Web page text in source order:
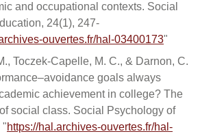
and occupational contexts. Social
24(1), 247-
ouvertes.fr/hal-03400173"
Toczek-Capelle, M. C., & Darnon, C.
goals always
achievement in college? The
social class. Social Psychology of
"https://hal.archives-ouvertes.fr/hal-